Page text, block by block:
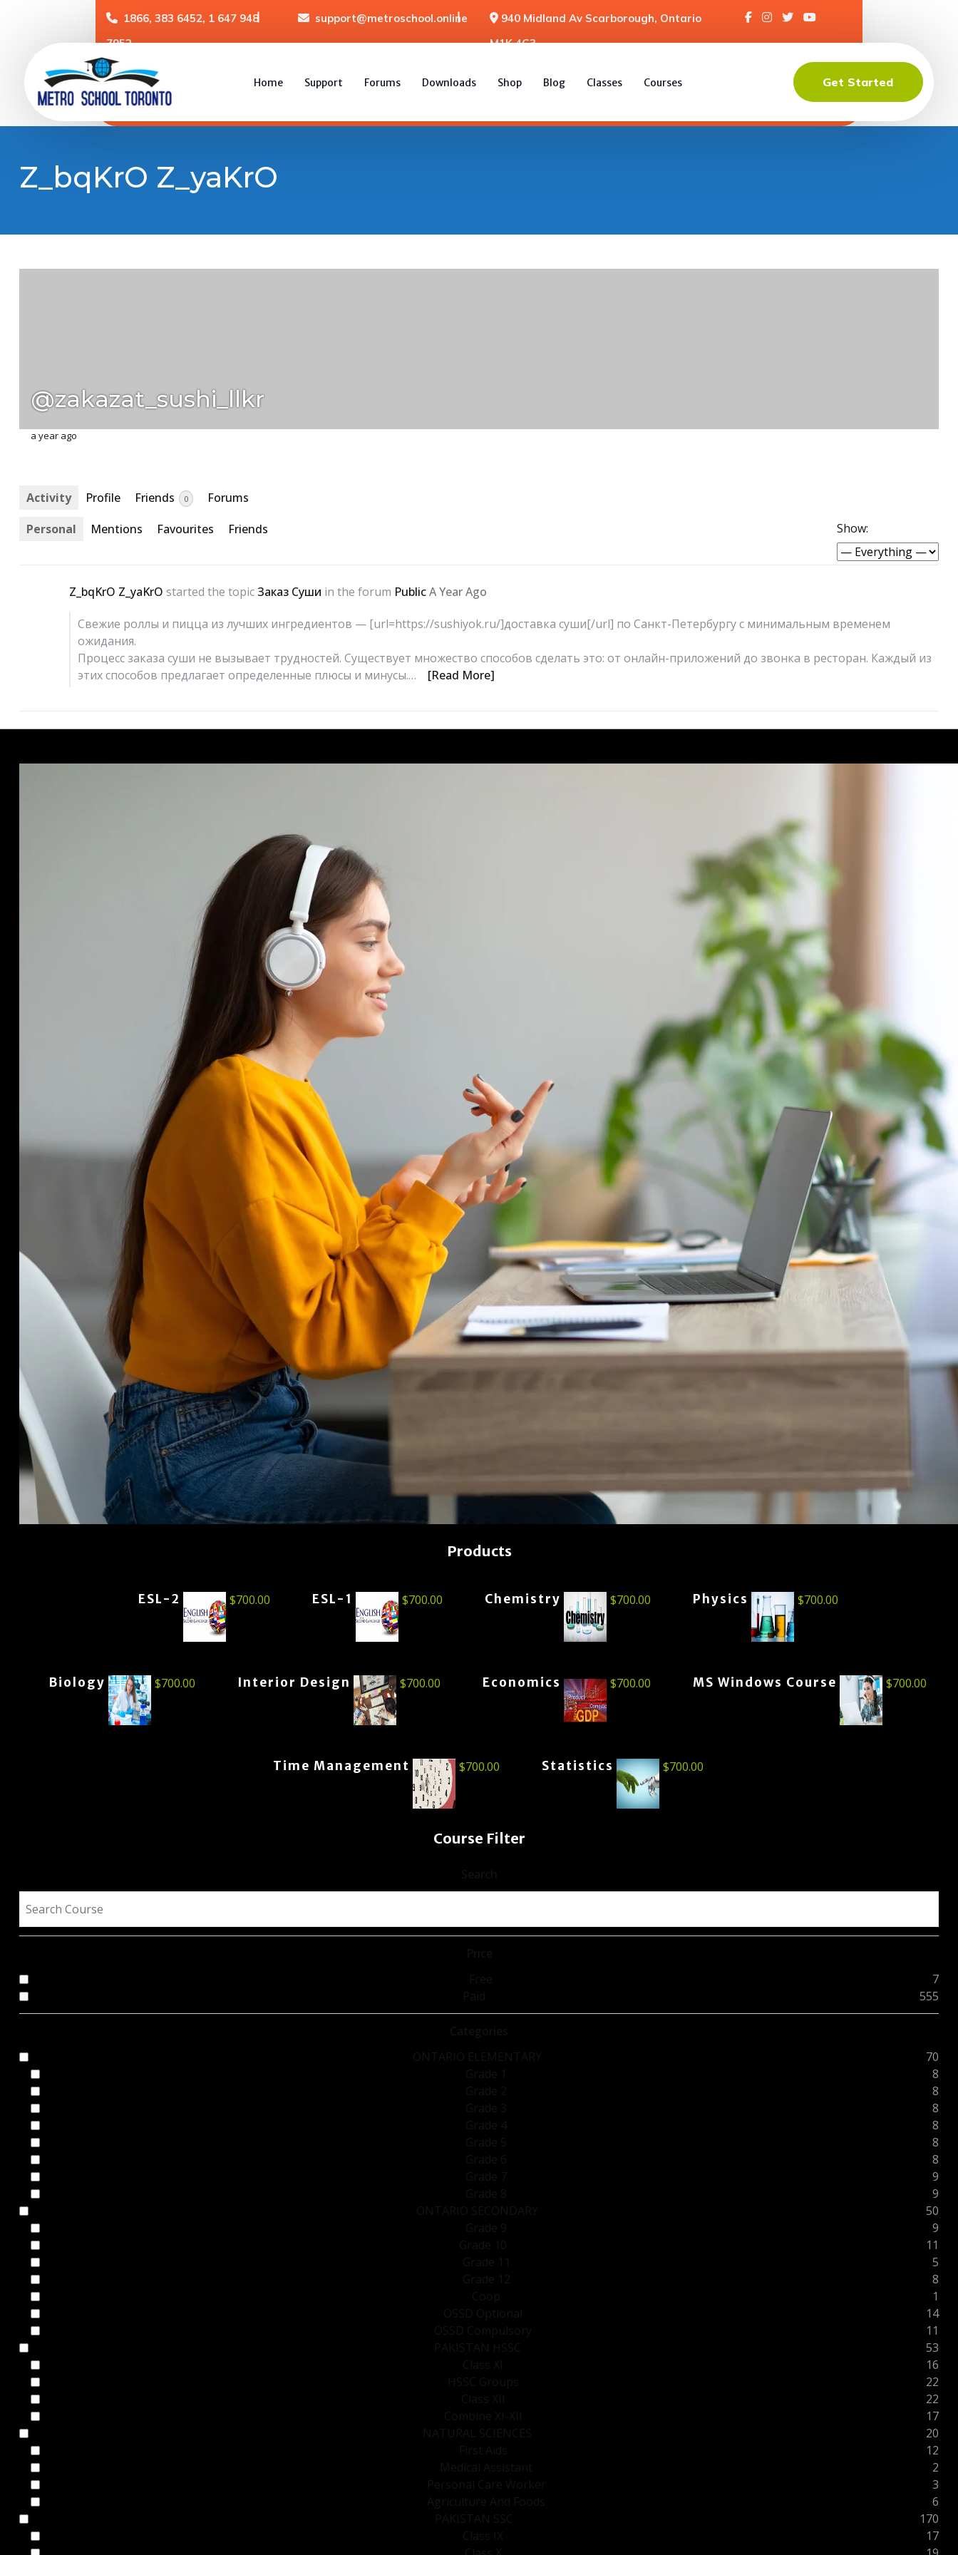
1866, 383 6452, 1 647 948
7952
support@metroschool.online
940 Midland Av Scarborough, Ontario
M1K 4G3
Home Support Forums Downloads Shop Blog Classes Courses Get Started
Z_bqKrO Z_yaKrO
@zakazat_sushi_llkr
a year ago
Activity Profile Friends 0
Forums
Personal
Mentions Favourites Friends Show:
Z_bqKrO Z_yaKrO started the topic Заказ Суши in the forum PublicA Year Ago
Свежие роллы и пицца из лучших ингредиентов — [url=https://sushiyok.ru/]доставка суши[/url] по Санкт-Петербургу с минимальным временем
ожидания.
Процесс заказа суши не вызывает трудностей. Существует множество способов сделать это: от онлайн-приложений до звонка в ресторан. Каждый из
этих способов предлагает определенные плюсы и минусы.…
[Read More]
Products
ESL-2 $700.00 ESL-1 $700.00 Chemistry $700.00 Physics $700.00
Biology $700.00 Interior Design $700.00 Economics $700.00 MS Windows Course $700.00
Time Management $700.00 Statistics $700.00
Course Filter
7
555
70
8
8
8
8
8
8
9
9
50
9
11
5
8
1
14
11
53
16
22
22
17
20
12
2
3
6
170
17